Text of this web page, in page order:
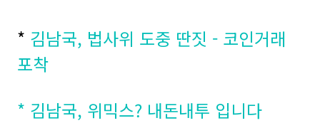
* 김남국, 법사위 도중 딴짓 - 코인거래
포착
* 김남국, 위믹스? 내돈내투 입니다